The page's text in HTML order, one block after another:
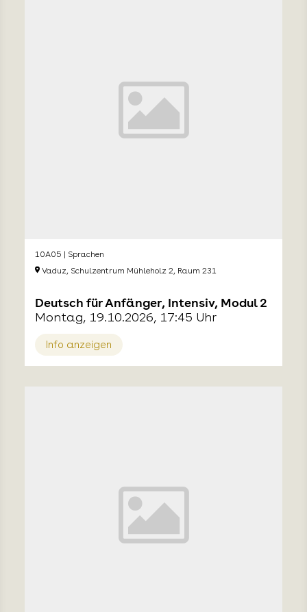
10A05 | Sprachen
Vaduz, Schulzentrum Mühleholz 2, Raum 231
Deutsch für Anfänger, Intensiv, Modul 2
Montag, 19.10.2026, 17:45 Uhr
Info anzeigen